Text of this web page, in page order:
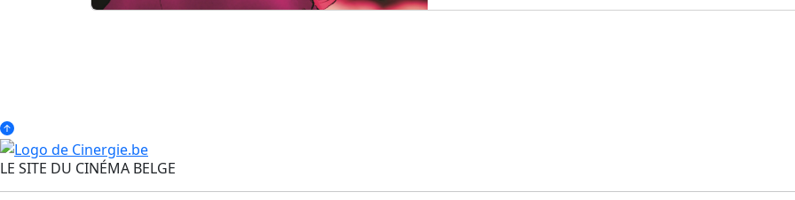
LE SITE DU CINÉMA BELGE